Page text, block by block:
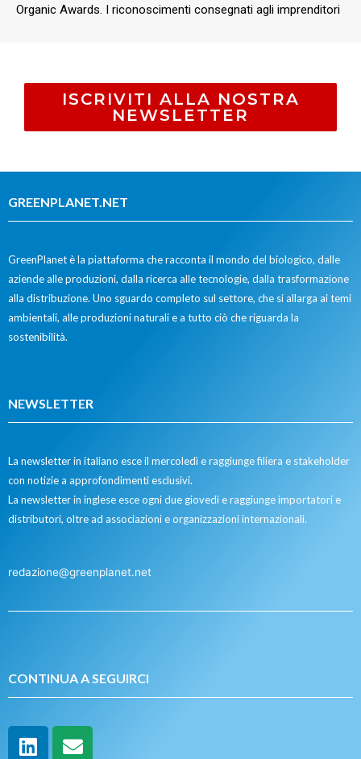
Organic Awards. I riconoscimenti consegnati agli imprenditori
ISCRIVITI ALLA NOSTRA
NEWSLETTER
GREENPLANET.NET
GreenPlanet è la piattaforma che racconta il mondo del biologico, dalle
aziende alle produzioni, dalla ricerca alle tecnologie, dalla trasformazione
alla distribuzione. Uno sguardo completo sul settore, che si allarga ai temi
ambientali, alle produzioni naturali e a tutto ciò che riguarda la
sostenibilità.
NEWSLETTER
La newsletter in italiano esce il mercoledì e raggiunge filiera e stakeholder
con notizie a approfondimenti esclusivi.
La newsletter in inglese esce ogni due giovedì e raggiunge importatori e
distributori, oltre ad associazioni e organizzazioni internazionali.
redazione@greenplanet.net
CONTINUA A SEGUIRCI